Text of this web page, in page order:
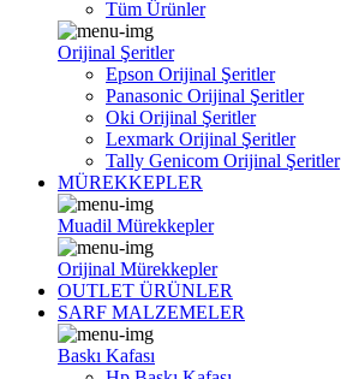
Tüm Ürünler
Orijinal Şeritler
Epson Orijinal Şeritler
Panasonic Orijinal Şeritler
Oki Orijinal Şeritler
Lexmark Orijinal Şeritler
Tally Genicom Orijinal Şeritler
MÜREKKEPLER
Muadil Mürekkepler
Orijinal Mürekkepler
OUTLET ÜRÜNLER
SARF MALZEMELER
Baskı Kafası